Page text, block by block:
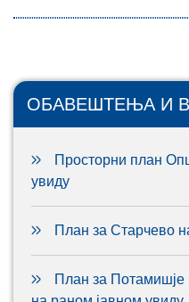
ОБАВЕШТЕЊА И
Просторни план
увиду
План за Старчево
План за Потамишје